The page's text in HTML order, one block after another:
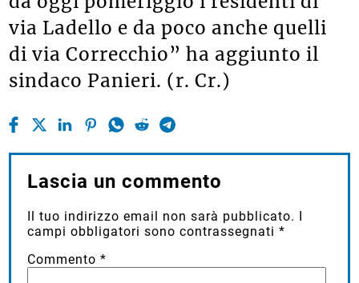
via Ladello e da poco anche quelli
di via Correcchio” ha aggiunto il
sindaco Panieri. (r. Cr.)
Lascia un commento
Il tuo indirizzo email non sarà pubblicato.
campi obbligatori sono contrassegnati*
Commento*